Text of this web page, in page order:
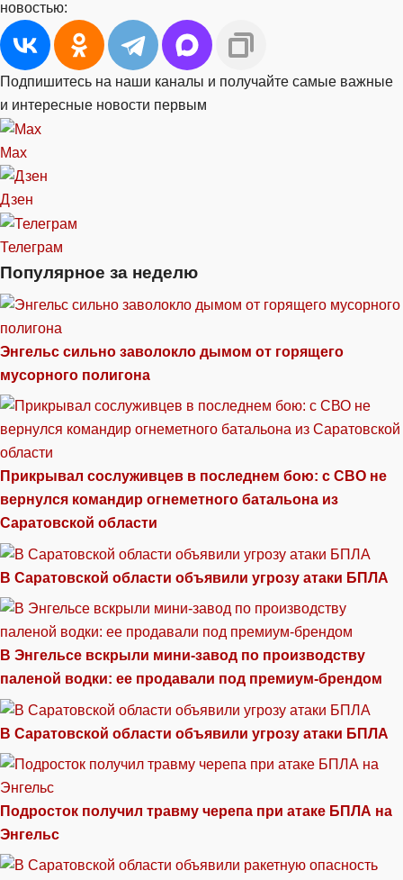
новостью:
Подпишитесь на наши каналы и получайте самые важные
и интересные новости первым
Max
Дзен
Телеграм
Популярное за неделю
Энгельс сильно заволокло дымом от горящего
мусорного полигона
Прикрывал сослуживцев в последнем бою: с СВО не
вернулся командир огнеметного батальона из
Саратовской области
В Саратовской области объявили угрозу атаки БПЛА
В Энгельсе вскрыли мини-завод по производству
паленой водки: ее продавали под премиум-брендом
В Саратовской области объявили угрозу атаки БПЛА
Подросток получил травму черепа при атаке БПЛА на
Энгельс